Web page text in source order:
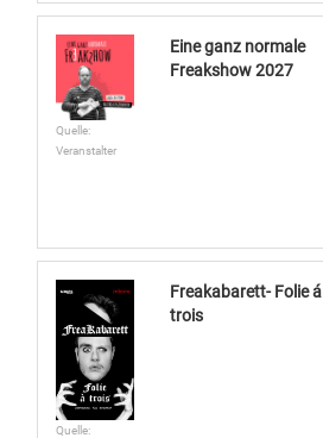
Quelle:
Veranstalter
Eine ganz normale
Freakshow 2027
Quelle:
Freakabarett- Folie á
trois